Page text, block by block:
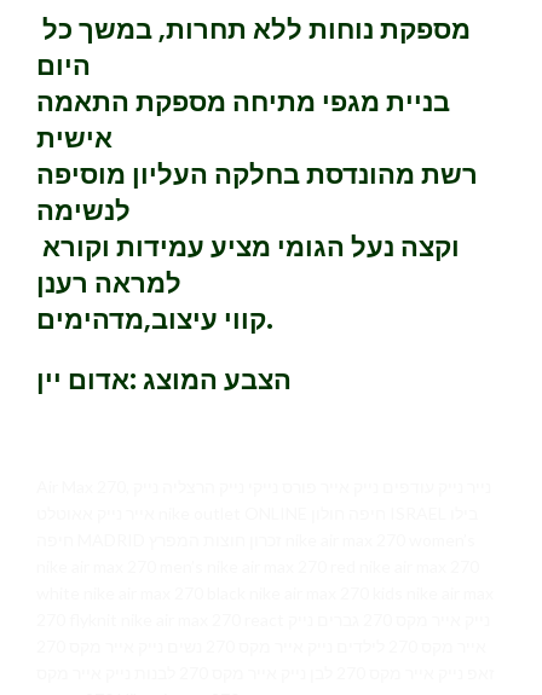
בניית מגפי מתיחה מספקת התאמה
אישית
רשת מהונדסת בחלקה העליון מוסיפה
לנשימה
וקצה נעל הגומי מציע עמידות וקורא
קווי עיצוב,מדהימים.
הצבע המוצג :אדום יין